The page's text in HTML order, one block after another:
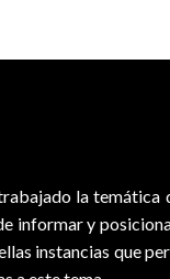
la
informar y
instancias que